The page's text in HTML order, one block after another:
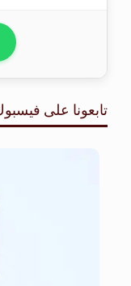
تابعونا على